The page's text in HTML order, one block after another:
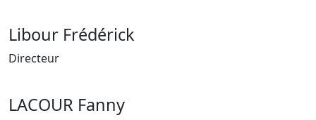
Libour Frédérick
Directeur
LACOUR Fanny